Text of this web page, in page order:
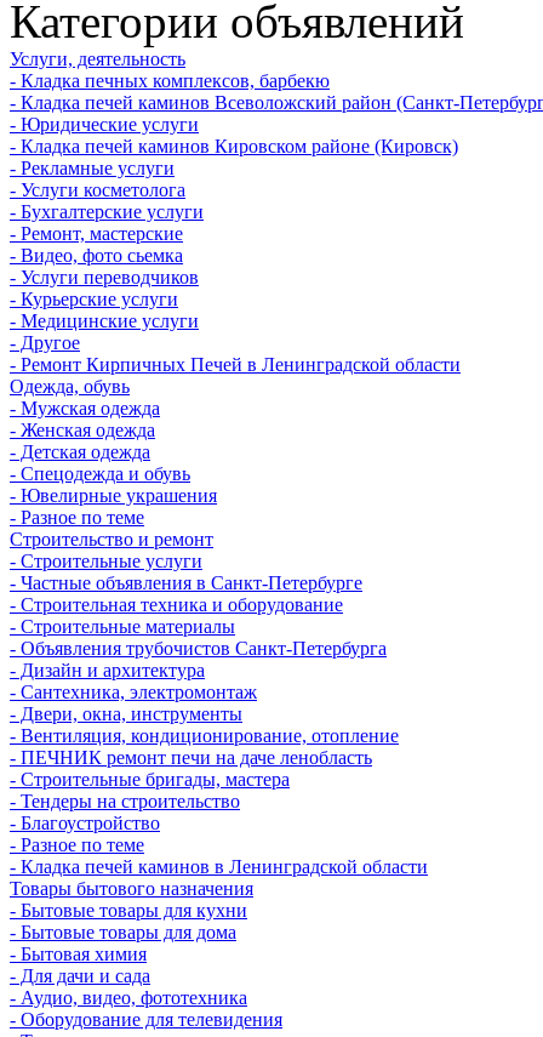
Категории объявлений
Услуги, деятельность
- Кладка печных комплексов, барбекю
- Кладка печей каминов Всеволожский район (Санкт-
- Юридические услуги
- Кладка печей каминов Кировском районе (Кировск)
- Рекламные услуги
- Услуги косметолога
- Бухгалтерские услуги
- Ремонт, мастерские
- Видео, фото сьемка
- Услуги переводчиков
- Курьерские услуги
- Медицинские услуги
- Другое
- Ремонт Кирпичных Печей в Ленинградской области
Одежда, обувь
- Мужская одежда
- Женская одежда
- Детская одежда
- Спецодежда и обувь
- Ювелирные украшения
- Разное по теме
Строительство и ремонт
- Строительные услуги
- Частные объявления в Санкт-Петербурге
- Строительная техника и оборудование
- Строительные материалы
- Объявления трубочистов Санкт-Петербурга
- Дизайн и архитектура
- Сантехника, электромонтаж
- Двери, окна, инструменты
- Вентиляция, кондиционирование, отопление
- ПЕЧНИК ремонт печи на даче ленобласть
- Строительные бригады, мастера
- Тендеры на строительство
- Благоустройство
- Разное по теме
- Кладка печей каминов в Ленинградской области
Товары бытового назначения
- Бытовые товары для кухни
- Бытовые товары для дома
- Бытовая химия
- Для дачи и сада
- Аудио, видео, фототехника
- Оборудование для телевидения